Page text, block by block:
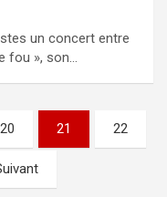
un concert entre
fou », son…
20 21 22